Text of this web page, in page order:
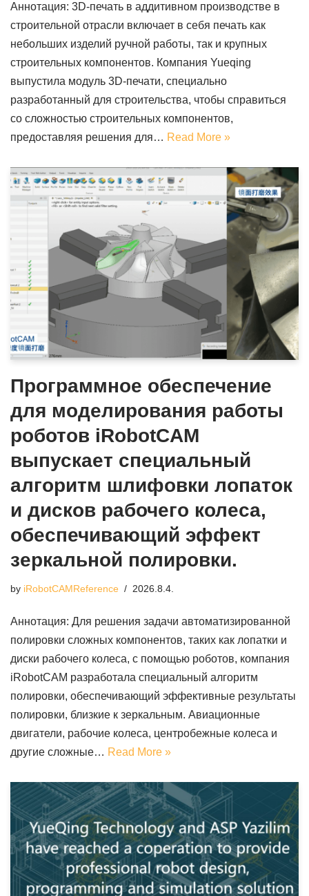
Аннотация: 3D-печать в аддитивном производстве в
строительной отрасли включает в себя печать как
небольших изделий ручной работы, так и крупных
строительных компонентов. Компания Yueqing
выпустила модуль 3D-печати, специально
разработанный для строительства, чтобы справиться
со сложностью строительных компонентов,
предоставляя решения для… Read More »
Программное обеспечение
для моделирования работы
роботов iRobotCAM
выпускает специальный
алгоритм шлифовки лопаток
и дисков рабочего колеса,
обеспечивающий эффект
зеркальной полировки.
by iRobotCAMReference 2026.8.4.
Аннотация: Для решения задачи автоматизированной
полировки сложных компонентов, таких как лопатки и
диски рабочего колеса, с помощью роботов, компания
iRobotCAM разработала специальный алгоритм
полировки, обеспечивающий эффективные результаты
полировки, близкие к зеркальным. Авиационные
двигатели, рабочие колеса, центробежные колеса и
другие сложные… Read More »